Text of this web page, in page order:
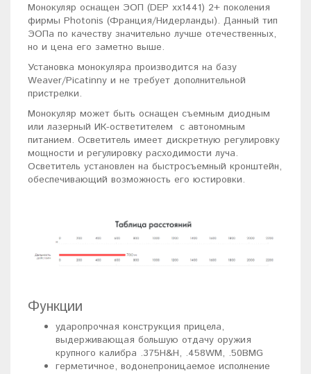
Монокуляр оснащен ЭОП (DEP xx1441) 2+ поколения
фирмы Photonis (Франция/Нидерланды). Данный тип
ЭОПа по качеству значительно лучше отечественных,
но и цена его заметно выше.
Установка монокуляра производится на базу
Weaver/Picatinny и не требует дополнительной
пристрелки.
Монокуляр может быть оснащен съемным диодным
или лазерный ИК-остветителем с автономным
питанием. Осветитель имеет дискретную регулировку
мощности и регулировку расходимости луча.
Осветитель установлен на быстросъемный кронштейн,
обеспечивающий возможность его юстировки.
Функции
ударопрочная конструкция прицела,
выдерживающая большую отдачу оружия
крупного калибра .375Н&H, .458WM, .50BMG
герметичное, водонепроницаемое исполнение